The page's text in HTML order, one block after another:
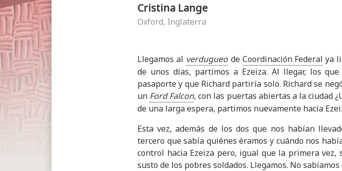
Cristina Lange
Oxford, Inglaterra
Llegamos al verdugueo de Coordinación Federal ya
de unos días, partimos a Ezeiza. Al llegar, los
pasaporte y que Richard partiría solo. Richard se
un Ford Falcon, con las puertas abiertas a la ciudad
de una larga espera, partimos nuevamente hacia
Esta vez, además de los dos que nos habían
tercero que sabía quiénes éramos y cuándo nos
control hacia Ezeiza pero, igual que la primera
susto de los pobres soldados. Llegamos. No